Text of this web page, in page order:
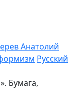
Анатолий
Русский
Бумага,